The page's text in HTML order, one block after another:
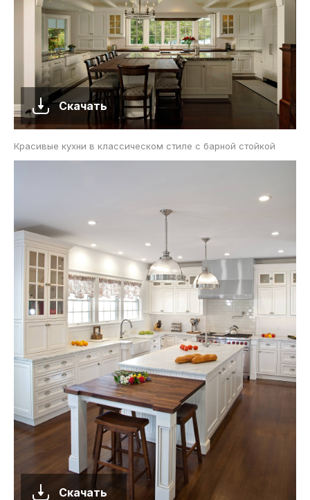
Скачать
Красивые кухни в классическом стиле с барной стойкой
Скачать